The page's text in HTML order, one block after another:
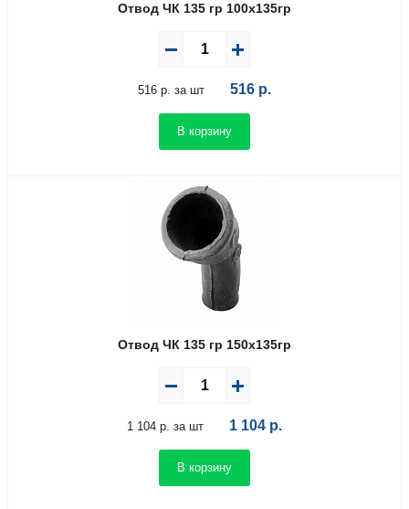
Отвод ЧК 135 гр 100х135гр
516 р. за шт 516 р.
В корзину
Отвод ЧК 135 гр 150х135гр
1 104 р. за шт 1 104 р.
В корзину